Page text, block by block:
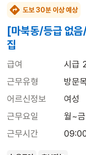
도보 30분 이상 예상
[마북동/등급 없
집
급여
시급
근무유형
방문
어르신정보
여성
근무요일
월~
근무시간